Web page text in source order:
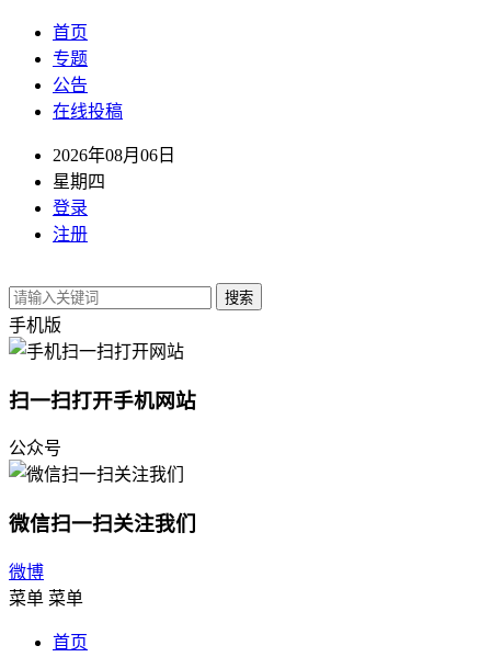
首页
专题
公告
在线投稿
2026年08月06日
星期四
登录
注册
搜索
手机版
扫一扫打开手机网站
公众号
微信扫一扫关注我们
微博
菜单 菜单
首页